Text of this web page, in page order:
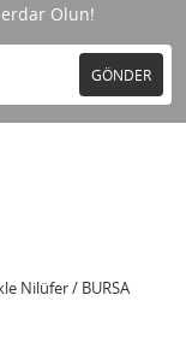
Olun!
GÖNDER
Nilüfer / BURSA